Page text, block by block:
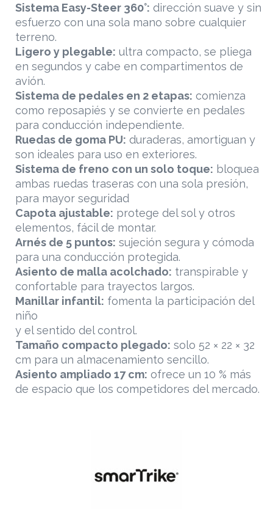
Sistema Easy-Steer 360°: dirección suave y sin
esfuerzo con una sola mano sobre cualquier
terreno.
Ligero y plegable: ultra compacto, se pliega
en segundos y cabe en compartimentos de
avión.
Sistema de pedales en 2 etapas: comienza
como reposapiés y se convierte en pedales
para conducción independiente.
Ruedas de goma PU: duraderas, amortiguan y
son ideales para uso en exteriores.
Sistema de freno con un solo toque: bloquea
ambas ruedas traseras con una sola presión,
para mayor seguridad
Capota ajustable: protege del sol y otros
elementos, fácil de montar.
Arnés de 5 puntos: sujeción segura y cómoda
para una conducción protegida.
Asiento de malla acolchado: transpirable y
confortable para trayectos largos.
Manillar infantil: fomenta la participación del
niño
y el sentido del control.
Tamaño compacto plegado: solo 52 × 22 × 32
cm para un almacenamiento sencillo.
Asiento ampliado 17 cm: ofrece un 10 % más
de espacio que los competidores del mercado.